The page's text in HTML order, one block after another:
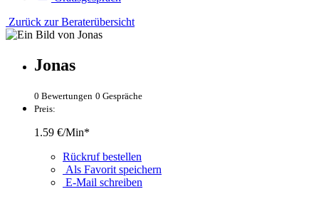
Zurück zur Beraterübersicht
Jonas
0 Bewertungen 0 Gespräche
Preis:
1.59 €/Min*
Rückruf bestellen
Als Favorit speichern
E-Mail schreiben